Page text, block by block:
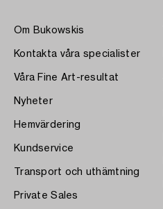
Om Bukowskis
Kontakta våra specialister
Våra Fine Art-resultat
Nyheter
Hemvärdering
Kundservice
Transport och uthämtning
Private Sales